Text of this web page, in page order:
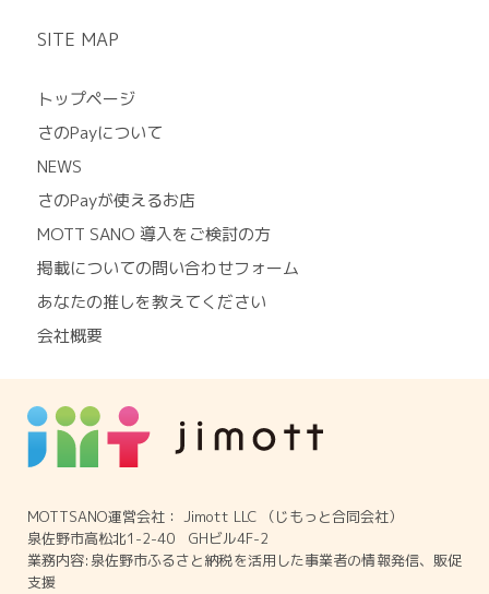
MOTTSANO運営会社： Jimott LLC （じもっと合同会社）
泉佐野市高松北1-2-40 GHビル4F-2
業務内容:泉佐野市ふるさと納税を活用した事業者の情報発信、販促
支援
SITE MAP
トップページ
さのPayについて
NEWS
さのPayが使えるお店
MOTT SANO 導入をご検討の方
掲載についての問い合わせフォーム
あなたの推しを教えてください
会社概要